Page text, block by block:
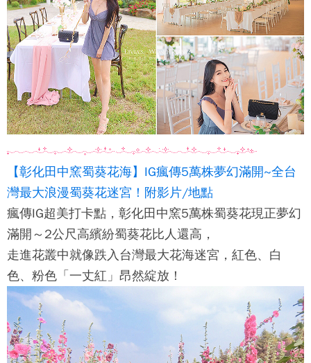
【彰化田中窯蜀葵花海】IG瘋傳5萬株夢幻滿開~全台
灣最大浪漫蜀葵花迷宮！附影片/地點
瘋傳IG超美打卡點，彰化田中窯5萬株蜀葵花現正夢幻
滿開～2公尺高繽紛蜀葵花比人還高，
走進花叢中就像跌入台灣最大花海迷宮，紅色、白
色、粉色「一丈紅」昂然綻放！